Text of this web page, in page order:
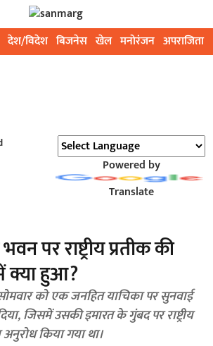
देश/विदेश बिजनेस खेल मनोरंजन अपराजिता
Powered by
Translate
पर राष्ट्रीय प्रतीक की
क्या हुआ?
को एक जनहित याचिका पर सुनवाई
जिसमें उसकी इमारत के गुंबद पर राष्ट्रीय
अनुरोध किया गया था।